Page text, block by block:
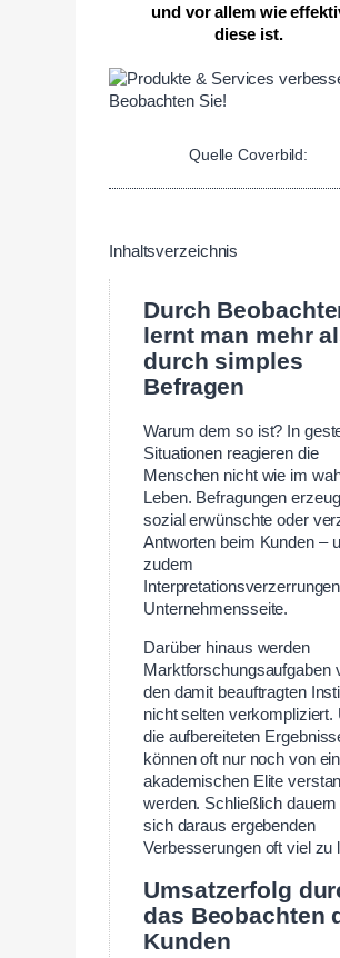
und vor allem wie
diese ist.
Quelle Coverbild:
Inhaltsverzeichnis
Durch
lernt man mehr
durch simples
Befragen
Warum dem so ist? In
Situationen reagieren die
Menschen nicht wie im
Leben. Befragungen
sozial erwünschte oder
Antworten beim Kunden –
zudem
Unternehmensseite.
Darüber hinaus werden
Marktforschungsaufgaben
den damit beauftragten
nicht selten verkompliziert.
die aufbereiteten
können oft nur noch von
akademischen Elite
werden. Schließlich dauern
sich daraus ergebenden
Verbesserungen oft viel zu
Umsatzerfolg
das Beobachten
Kunden